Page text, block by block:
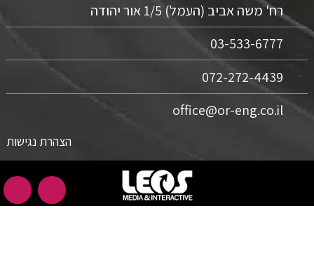
רח' משה אביב (העמל) 1/5 אור יהודה
03-533-6777
072-272-4439
office@or-eng.co.il
הצהרת נגישות